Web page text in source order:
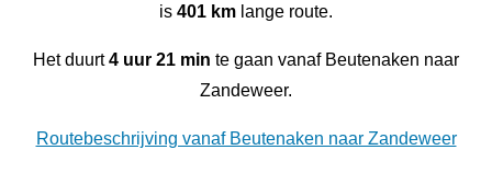
is 401 km lange route.
Het duurt4 uur 21 min te gaan vanaf Beutenaken naar
Zandeweer.
Routebeschrijving vanaf Beutenaken naar Zandeweer